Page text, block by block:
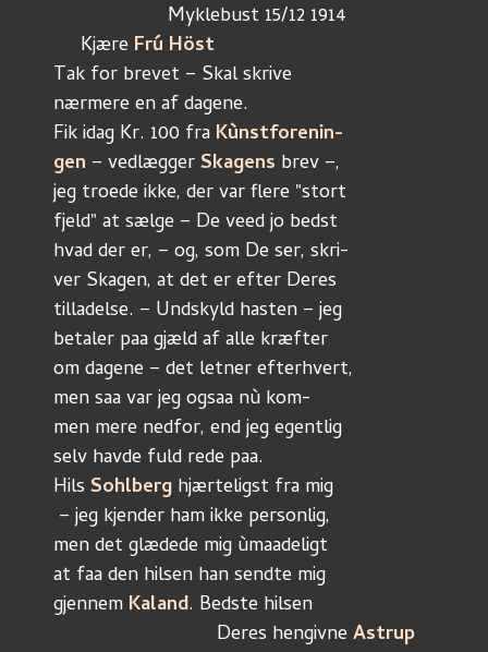
                     Myklebust 15/12 1914
     Kjære
Frú Höst
Tak for brevet – Skal skrive
nærmere en af dagene.
Fik idag Kr. 100 fra Kùnstforenin-
gen – vedlægger Skagens brev –,
jeg troede ikke, der var flere "stort
fjeld" at sælge – De veed jo bedst
hvad der er, – og, som De ser, skri-
ver Skagen, at det er efter Deres
tilladelse. – Undskyld hasten – jeg
betaler paa gjæld af alle kræfter
om dagene – det letner efterhvert,
men saa var jeg ogsaa nù kom-
men mere nedfor, end jeg egentlig
selv havde fuld rede paa.
Hils Sohlberg hjærteligst fra mig
– jeg kjender ham ikke personlig,
men det glædede mig ùmaadeligt
at faa den hilsen han sendte mig
gjennem Kaland. Bedste hilsen
		              Deres hengivne
Astrup